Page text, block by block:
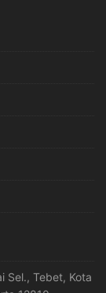
Sel., Tebet, Kota